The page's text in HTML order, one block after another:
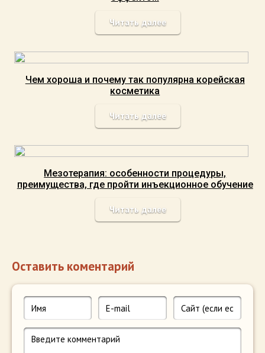
Читать далее
Чем хороша и почему так популярна корейская
косметика
Читать далее
Мезотерапия: особенности процедуры,
преимущества, где пройти инъекционное обучение
Читать далее
Оставить коментарий